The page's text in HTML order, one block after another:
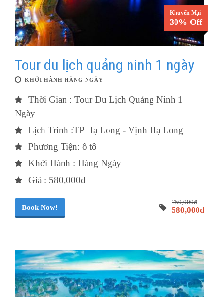
Khuyến Mại
30% Off
Tour du lịch quảng ninh 1 ngày
KHỞI HÀNH HÀNG NGÀY
Thời Gian : Tour Du Lịch Quảng Ninh 1
Ngày
Lịch Trình :TP Hạ Long - Vịnh Hạ Long
Phương Tiện: ô tô
Khởi Hành : Hàng Ngày
Giá : 580,000đ
Book Now!
750,000đ
580,000đ